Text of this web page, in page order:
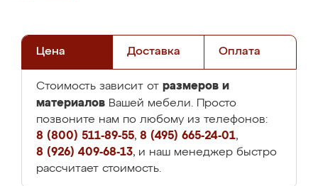
Цена Доставка Оплата
Стоимость зависит от размеров и
материалов Вашей мебели. Просто
позвоните нам по любому из телефонов:
8 (800) 511-89-55, 8 (495) 665-24-01,
8 (926) 409-68-13, и наш менеджер быстро
рассчитает стоимость.